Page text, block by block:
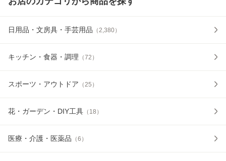
日用品・文房具・手芸用品 （ 2,380）
キッチン・食器・調理 （72 ）
スポーツ・アウトドア （ 25 ）
花・ガーデン・DIY工具 （ 18 ）
医療・介護・医薬品 （6 ）